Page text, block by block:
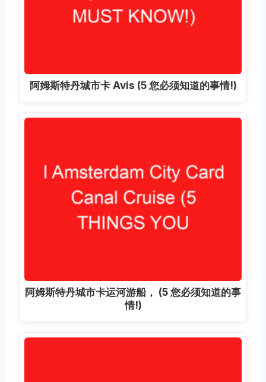
阿姆斯特丹城市卡 Avis (5 您必须知道的事情!)
阿姆斯特丹城市卡运河游船， (5 您必须知道的事
情!)